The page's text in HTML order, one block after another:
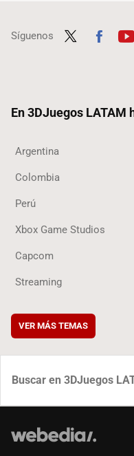
Síguenos
En 3DJuegos LATAM
Argentina
Colombia
Perú
Xbox Game Studios
Capcom
Streaming
VER MÁS TEMAS